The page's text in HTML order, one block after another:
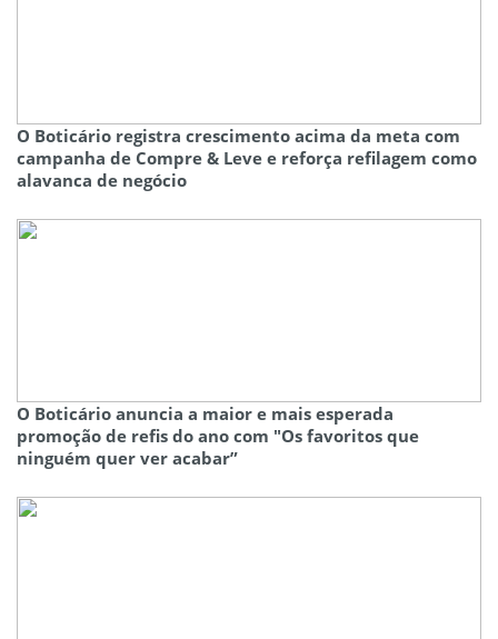
O Boticário registra crescimento acima da meta com
campanha de Compre & Leve e reforça refilagem como
alavanca de negócio
O Boticário anuncia a maior e mais esperada
promoção de refis do ano com "Os favoritos que
ninguém quer ver acabar”